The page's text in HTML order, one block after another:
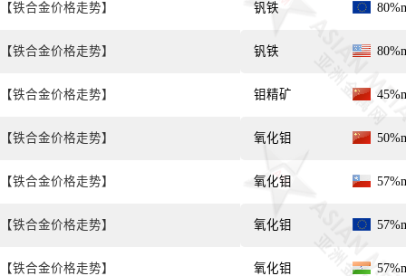
【铁合金价格走势】
【铁合金价格走势】
【铁合金价格走势】
【铁合金价格走势】
【铁合金价格走势】
【铁合金价格走势】
【铁合金价格走势】
钒铁
钒铁
钼精矿
氧化钼
氧化钼
氧化钼
氧化钼